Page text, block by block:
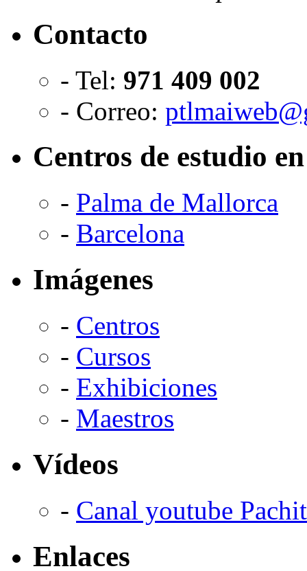
Contacto
- Tel: 971 409 002
- Correo:
Centros de estudio
- Palma de Mallorca
- Barcelona
Imágenes
- Centros
- Cursos
- Exhibiciones
- Maestros
Vídeos
- Canal youtube
Enlaces